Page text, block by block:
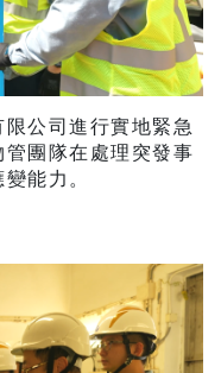
公司進行實地緊急
團隊在處理突發事
能力。